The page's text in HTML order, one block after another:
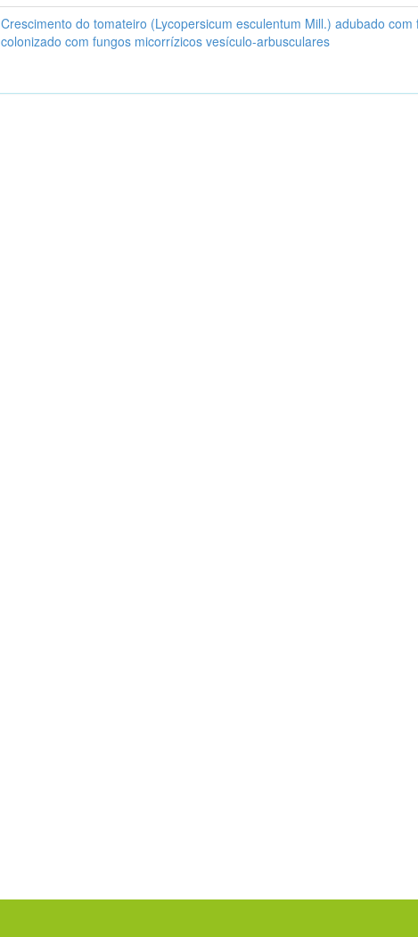
Crescimento do tomateiro (Lycopersicum esculentum Mill.) adubado com
colonizado com fungos micorrízicos vesículo-arbusculares